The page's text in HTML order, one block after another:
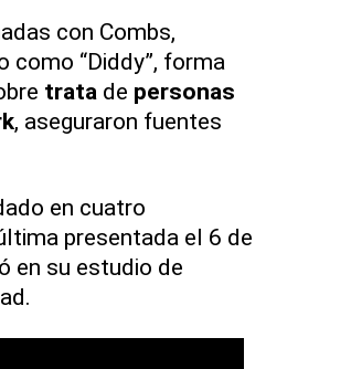
con Combs,
“Diddy”, forma
trata de personas
, aseguraron fuentes
en cuatro
presentada el 6 de
en su estudio de